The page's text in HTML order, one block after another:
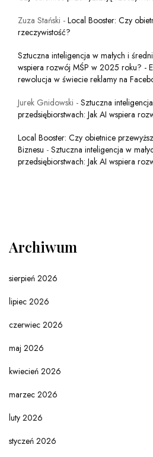
Zuza Stański - Local Booster: Czy
rzeczywistość?
Sztuczna inteligencja w małych i
wspiera rozwój MŚP w 2025 roku? -
rewolucja w świecie reklamy na
Jurek Gnidowski - Sztuczna
przedsiębiorstwach: Jak AI wspiera
Local Booster: Czy obietnice
Biznesu - Sztuczna inteligencja w
przedsiębiorstwach: Jak AI wspiera
Archiwum
sierpień 2026
lipiec 2026
czerwiec 2026
maj 2026
kwiecień 2026
marzec 2026
luty 2026
styczeń 2026